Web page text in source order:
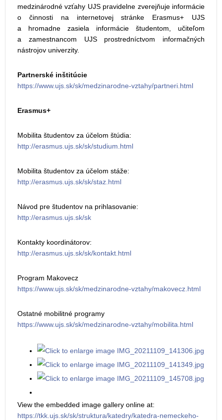
medzinárodné vzťahy UJS pravidelne zverejňuje informácie
o činnosti na internetovej stránke Erasmus+ UJS
a hromadne zasiela informácie študentom, učiteľom
a zamestnancom UJS prostredníctvom informačných
nástrojov univerzity.
Partnerské inštitúcie
https://www.ujs.sk/sk/medzinarodne-vztahy/partneri.html
Erasmus+
Mobilita študentov za účelom štúdia:
http://erasmus.ujs.sk/sk/studium.html
Mobilita študentov za účelom stáže:
http://erasmus.ujs.sk/sk/staz.html
Návod pre študentov na prihlasovanie:
http://erasmus.ujs.sk/sk
Kontakty koordinátorov:
http://erasmus.ujs.sk/sk/kontakt.html
Program Makovecz
https://www.ujs.sk/sk/medzinarodne-vztahy/makovecz.html
Ostatné mobilitné programy
https://www.ujs.sk/sk/medzinarodne-vztahy/mobilita.html
View the embedded image gallery online at:
https://tkk.ujs.sk/sk/struktura/katedry/katedra-nemeckeho-